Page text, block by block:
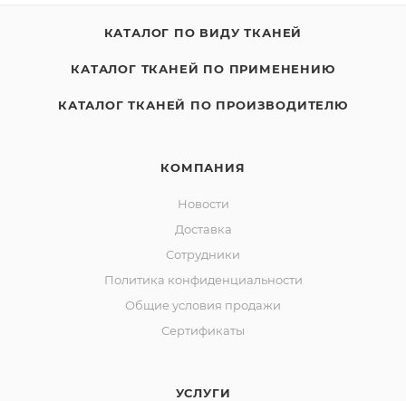
КАТАЛОГ ПО ВИДУ ТКАНЕЙ
КАТАЛОГ ТКАНЕЙ ПО ПРИМЕНЕНИЮ
КАТАЛОГ ТКАНЕЙ ПО ПРОИЗВОДИТЕЛЮ
КОМПАНИЯ
Новости
Доставка
Сотрудники
Политика конфиденциальности
Общие условия продажи
Сертификаты
УСЛУГИ